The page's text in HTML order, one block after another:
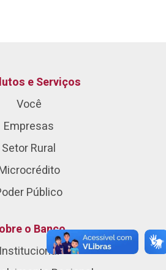
e Serviços
Você
Empresas
Setor Rural
Público
o Banco
Institucional